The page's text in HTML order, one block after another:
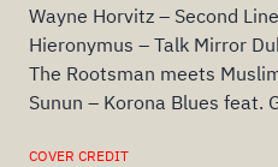
Wayne Horvitz – Second Line
Hieronymus – Talk Mirror
The Rootsman meets
Sunun – Korona Blues feat.
COVER CREDIT